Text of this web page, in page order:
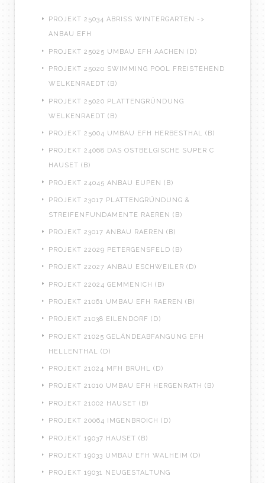
PROJEKT 25034 ABRISS WINTERGARTEN ->
ANBAU EFH
PROJEKT 25025 UMBAU EFH AACHEN (D)
PROJEKT 25020 SWIMMING POOL FREISTEHEND
WELKENRAEDT (B)
PROJEKT 25020 PLATTENGRÜNDUNG
WELKENRAEDT (B)
PROJEKT 25004 UMBAU EFH HERBESTHAL (B)
PROJEKT 24068 DAS OSTBELGISCHE SUPER C
HAUSET (B)
PROJEKT 24045 ANBAU EUPEN (B)
PROJEKT 23017 PLATTENGRÜNDUNG &
STREIFENFUNDAMENTE RAEREN (B)
PROJEKT 23017 ANBAU RAEREN (B)
PROJEKT 22029 PETERGENSFELD (B)
PROJEKT 22027 ANBAU ESCHWEILER (D)
PROJEKT 22024 GEMMENICH (B)
PROJEKT 21061 UMBAU EFH RAEREN (B)
PROJEKT 21038 EILENDORF (D)
PROJEKT 21025 GELÄNDEABFANGUNG EFH
HELLENTHAL (D)
PROJEKT 21024 MFH BRÜHL (D)
PROJEKT 21010 UMBAU EFH HERGENRATH (B)
PROJEKT 21002 HAUSET (B)
PROJEKT 20064 IMGENBROICH (D)
PROJEKT 19037 HAUSET (B)
PROJEKT 19033 UMBAU EFH WALHEIM (D)
PROJEKT 19031 NEUGESTALTUNG